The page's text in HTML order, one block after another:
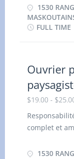
incluant
saison
Sens des
Engagement
Un atout
linguistique
canadien,
1530
FULL TIME
Ouvrier
$19.00 -
complet et
de haies. ·
1530